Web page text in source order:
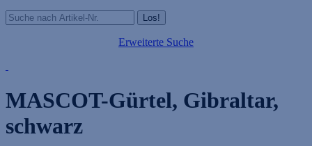
Erweiterte Suche
MASCOT-Gürtel, Gibraltar,
schwarz